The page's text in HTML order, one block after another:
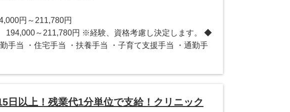
円～211,780円
～211,780円 ※経験、資格考慮し決定します。 ◆
手当 ・住宅手当 ・扶養手当 ・子育て支援手当 ・通勤手
日以上！残業代1分単位で支給！クリニック